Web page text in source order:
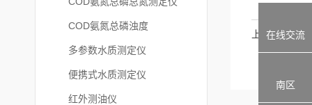
COD氨氮总磷浊度
多参数水质测定仪
便携式水质测定仪
红外测油仪
上一篇
在线交流
南区